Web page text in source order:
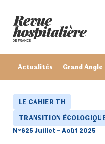
Actualités Grand Angle
LE CAHIER TH
TRANSITION
N°625 Juillet - Août 2025